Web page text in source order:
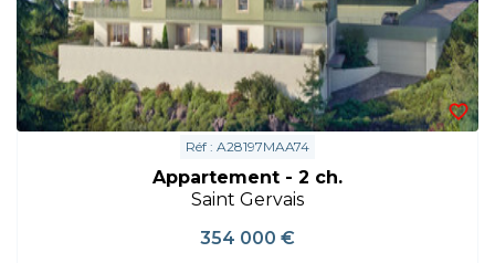
Réf : A28197MAA74
Appartement - 2 ch.
Saint Gervais
354 000 €